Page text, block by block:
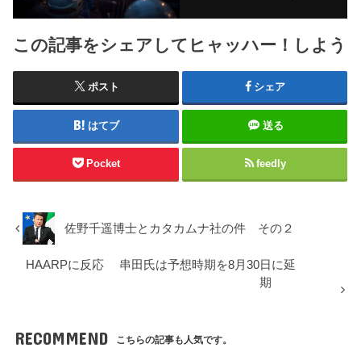
この記事をシェアしてヒャッハー！しよう
ポスト シェア
はてブ 送る
Pocket feedly
佐野千遥博士とカタカムナ社の件 その２
HAARPに反応 串田氏は予想時期を8月30日に延
期
RECOMMEND こちらの記事も人気です。